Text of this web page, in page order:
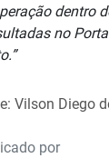
dentro
no
Vilson Diego
por